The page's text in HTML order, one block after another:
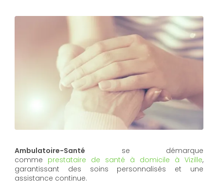
Ambulatoire-Santé se démarque
comme prestataire de santé à domicile à Vizille,
garantissant des soins personnalisés et une
assistance continue.